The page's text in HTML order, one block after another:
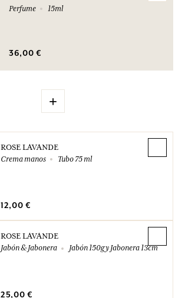
Perfume
15ml
36,00 €
+
ROSE LAVANDE
Crema manos
Tubo 75 ml
12,00 €
ROSE LAVANDE
Jabón & Jabonera
Jabón 150g y Jabonera 13cm
25,00 €